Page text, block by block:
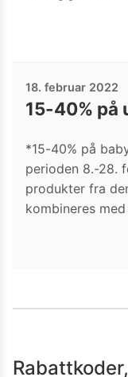
18. februar 2022
15-40%
*15-40% på
perioden 8.-28.
produkter fra
kombineres